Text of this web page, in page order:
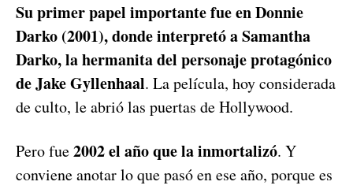
Su primer papel importante fue en Donnie
Darko (2001), donde interpretó a Samantha
Darko, la hermanita del personaje protagónico
de Jake Gyllenhaal. La película, hoy considerada
de culto, le abrió las puertas de Hollywood.
Pero fue2002 el año que la inmortalizó. Y
conviene anotar lo que pasó en ese año, porque es